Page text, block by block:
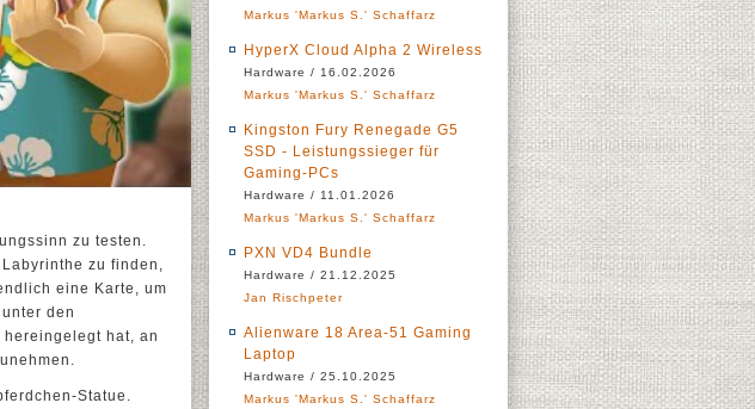
zu testen.
zu finden,
eine Karte, um
den
hat, an
Statue.
Markus 'Markus S.' Schaffarz
HyperX Cloud Alpha 2 Wireless
Hardware / 16.02.2026
Markus 'Markus S.' Schaffarz
Kingston Fury Renegade G5
SSD - Leistungssieger für
Gaming-PCs
Hardware / 11.01.2026
Markus 'Markus S.' Schaffarz
PXN VD4 Bundle
Hardware / 21.12.2025
Jan Rischpeter
Alienware 18 Area-51 Gaming
Laptop
Hardware / 25.10.2025
Markus 'Markus S.' Schaffarz